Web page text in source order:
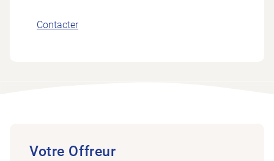
Contacter
Votre Offreur